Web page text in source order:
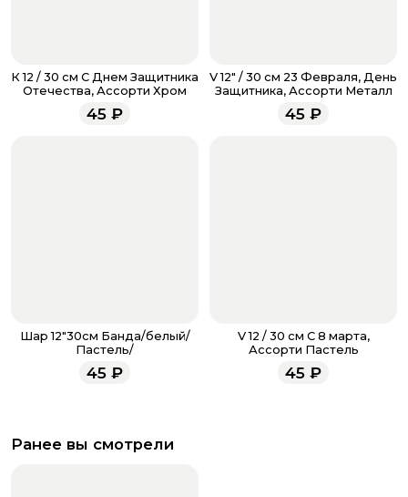
звоните по номеру телефона
8 (927) 936-71-86
или
напишите WhatsApp
+7 937 333-66-53. Наши
менеджеры работают ежедневно с 9.00 до 23.00 и
всегда рады проконсультировать вас.
К 12 / 30 см С Днем Защитника
Отечества, Ассорти Хром
45 ₽
V 12" / 30 см 23 Февраля, День
Защитника, Ассорти Металл
45 ₽
Шар 12"30см Банда/белый/
Пастель/
45 ₽
V 12 / 30 см С 8 марта,
Ассорти Пастель
45 ₽
Ранее вы смотрели